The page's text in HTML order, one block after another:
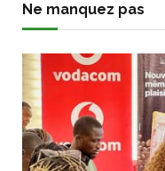
Ne manquez pas